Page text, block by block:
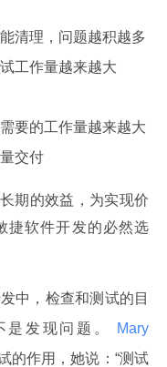
清理，问题越积越多
工作量越来越大
要的工作量越来越大
交付
期的效益，为实现价
捷软件开发的必然选
中，检查和测试的目
发现问题。
Mary
的作用，她说：“测试